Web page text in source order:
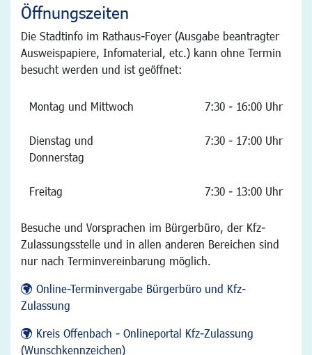
Öffnungszeiten
Die Stadtinfo im Rathaus-Foyer (Ausgabe beantragter
Ausweispapiere, Infomaterial, etc.) kann ohne Termin
besucht werden und ist geöffnet:
Montag und Mittwoch 7:30 - 16:00 Uhr
Dienstag und
Donnerstag
7:30 - 17:00 Uhr
Freitag 7:30 - 13:00 Uhr
Besuche und Vorsprachen im Bürgerbüro, der Kfz-
Zulassungsstelle und in allen anderen Bereichen sind
nur nach Terminvereinbarung möglich.
Online-Terminvergabe Bürgerbüro und Kfz-
Zulassung
Kreis Offenbach - Onlineportal Kfz-Zulassung
(Wunschkennzeichen)